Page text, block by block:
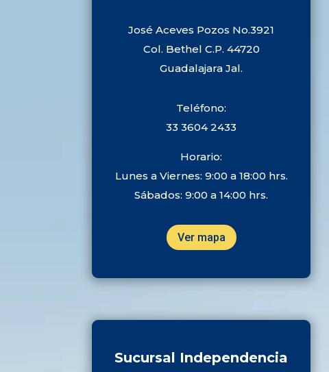
José Aceves Pozos No.3921
Col. Bethel C.P. 44720
Guadalajara Jal.
Teléfono:
33 3604 2433
Horario:
Lunes a Viernes: 9:00 a 18:00 hrs.
Sábados: 9:00 a 14:00 hrs.
Ver mapa
Sucursal Independencia